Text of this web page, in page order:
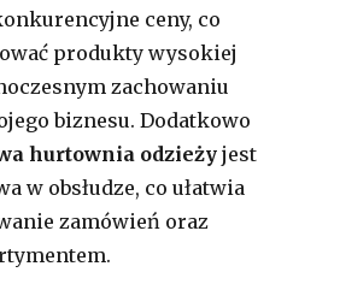
ceny, co
produkty wysokiej
zachowaniu
biznesu. Dodatkowo
hurtownia odzieży jest
w obsłudze, co ułatwia
zamówień oraz